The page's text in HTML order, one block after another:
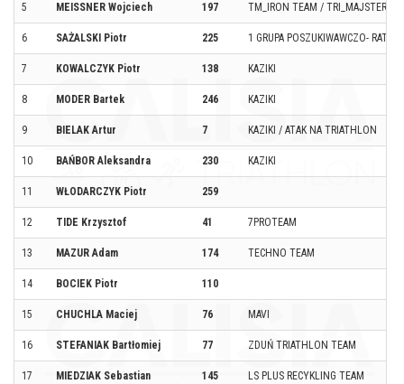
5 MEISSNER Wojciech 197 TM_IRON TEAM / TRI_MAJSTER
6 SAŻALSKI Piotr 225 1 GRUPA POSZUKIWAWCZO-
7 KOWALCZYK Piotr 138 KAZIKI
8 MODER Bartek 246 KAZIKI
9 BIELAK Artur 7 KAZIKI / ATAK NA TRIATHLON
10 BAŃBOR Aleksandra 230 KAZIKI
11 WŁODARCZYK Piotr 259
12 TIDE Krzysztof 41 7PROTEAM
13 MAZUR Adam 174 TECHNO TEAM
14 BOCIEK Piotr 110
15 CHUCHLA Maciej 76 MAVI
16 STEFANIAK Bartłomiej 77 ZDUŃ TRIATHLON TEAM
17 MIEDZIAK Sebastian 145 LS PLUS RECYKLING TEAM